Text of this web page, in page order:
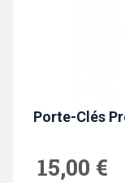
Porte-Clés
15,00 €